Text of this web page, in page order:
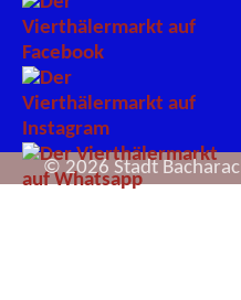
© 2026 Stadt